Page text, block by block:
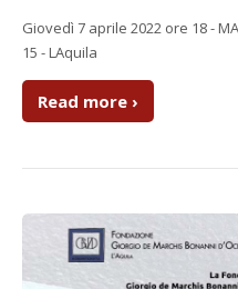
Giovedì 7 aprile 2022 ore 18 -
15 - LAquila
Read more ›